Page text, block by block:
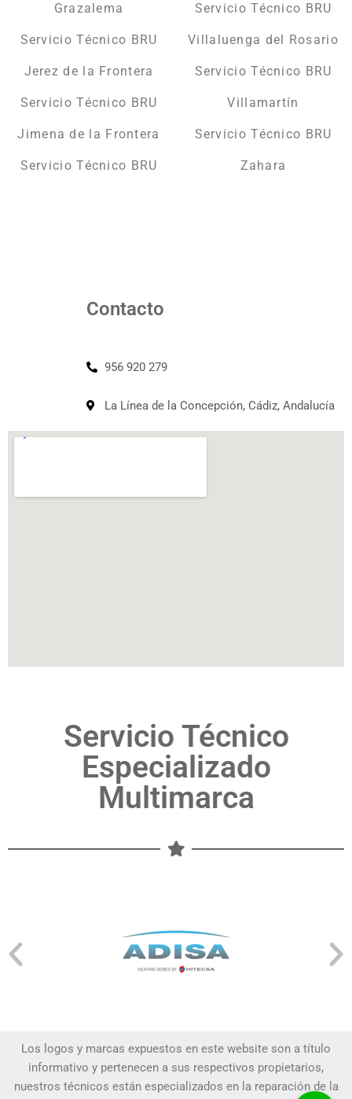
Grazalema
Servicio Técnico BRU
Jerez de la Frontera
Servicio Técnico BRU
Jimena de la Frontera
Servicio Técnico BRU
Servicio Técnico BRU
Villaluenga del Rosario
Servicio Técnico BRU
Villamartín
Servicio Técnico BRU
Zahara
Contacto
956 920 279
La Línea de la Concepción, Cádiz, Andalucía
Servicio Técnico
Especializado
Multimarca
Los logos y marcas expuestos en este website son a título
informativo y pertenecen a sus respectivos propietarios,
nuestros técnicos están especializados en la reparación de la